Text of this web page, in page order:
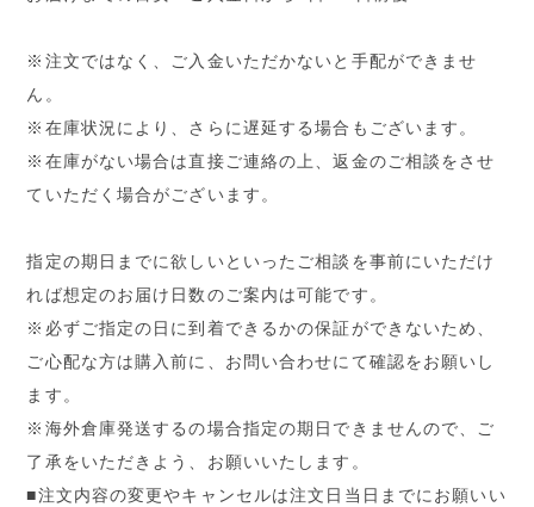
※注文ではなく、ご入金いただかないと手配ができませ
ん。
※在庫状況により、さらに遅延する場合もございます。
※在庫がない場合は直接ご連絡の上、返金のご相談をさせ
ていただく場合がございます。
指定の期日までに欲しいといったご相談を事前にいただけ
れば想定のお届け日数のご案内は可能です。
※必ずご指定の日に到着できるかの保証ができないため、
ご心配な方は購入前に、お問い合わせにて確認をお願いし
ます。
※海外倉庫発送するの場合指定の期日できませんので、ご
了承をいただきよう、お願いいたします。
■注文内容の変更やキャンセルは注文日当日までにお願いい